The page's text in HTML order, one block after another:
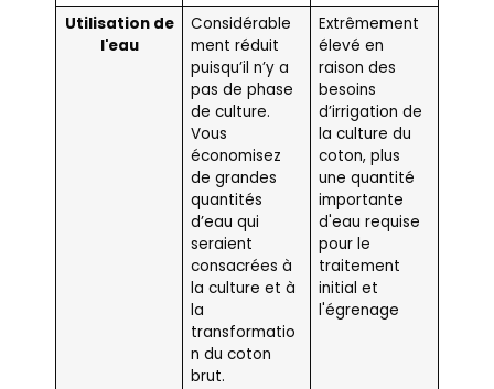
Utilisation de
l'eau
Considérable
ment réduit
puisqu’il n’y a
pas de phase
de culture.
Vous
économisez
de grandes
quantités
d’eau qui
seraient
consacrées à
la culture et à
la
transformatio
n du coton
brut.
Extrêmement
élevé en
raison des
besoins
d’irrigation de
la culture du
coton, plus
une quantité
importante
d'eau requise
pour le
traitement
initial et
l'égrenage